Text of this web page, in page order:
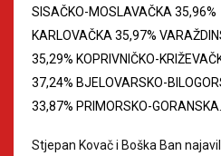
SISAČKO-MOSLAVAČKA 35,96%
KARLOVAČKA 35,97%
35,29% KOPRIVNIČKO-
37,24% BJELOVARSKO-
33,87% PRIMORSKO-
Stjepan Kovač i Boška Ban